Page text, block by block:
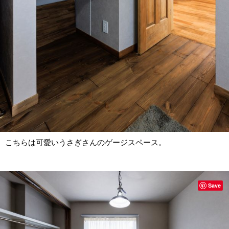
こちらは可愛いうさぎさんのゲージスペース。
Save